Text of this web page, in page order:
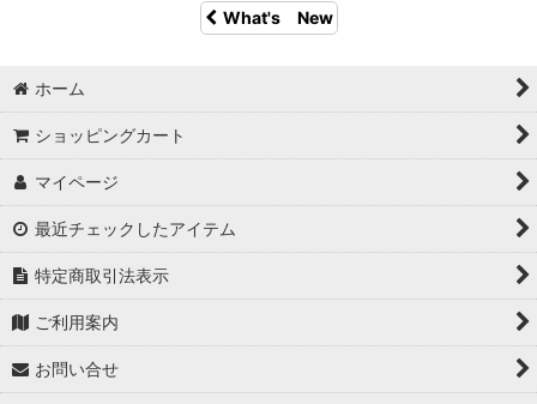
What's New
ホーム
ショッピングカート
マイページ
最近チェックしたアイテム
特定商取引法表示
ご利用案内
お問い合せ